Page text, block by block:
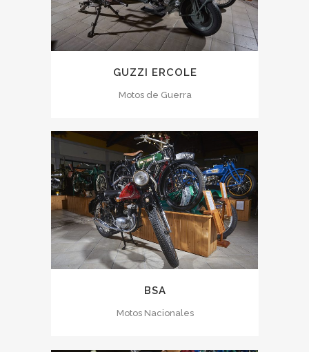
GUZZI ERCOLE
Motos de Guerra
BSA
Motos Nacionales